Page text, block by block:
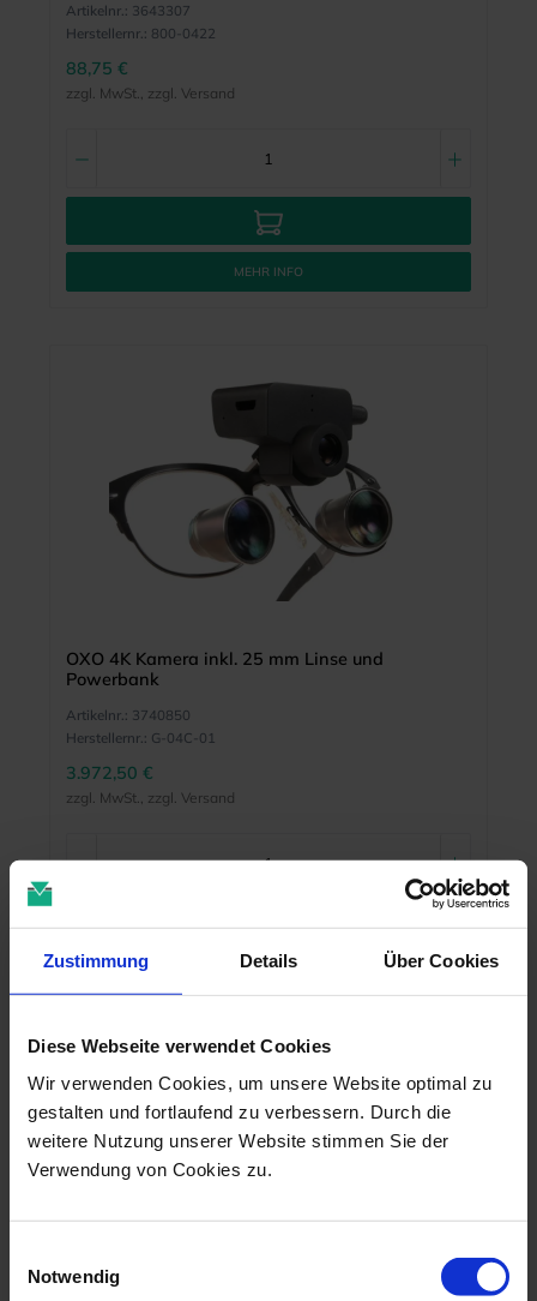
Zustimmung Details Über Cookies
Diese Webseite verwendet Cookies
Wir verwenden Cookies, um unsere Website optimal zu
gestalten und fortlaufend zu verbessern. Durch die
weitere Nutzung unserer Website stimmen Sie der
Verwendung von Cookies zu.
Notwendig
Artikelnr.: 3643307
Herstellernr.: 800-0422
88,75 €
zzgl. MwSt., zzgl. Versand
MEHR INFO
OXO 4K Kamera inkl. 25 mm Linse und
Powerbank
Artikelnr.: 3740850
Herstellernr.: G-04C-01
3.972,50 €
zzgl. MwSt., zzgl. Versand